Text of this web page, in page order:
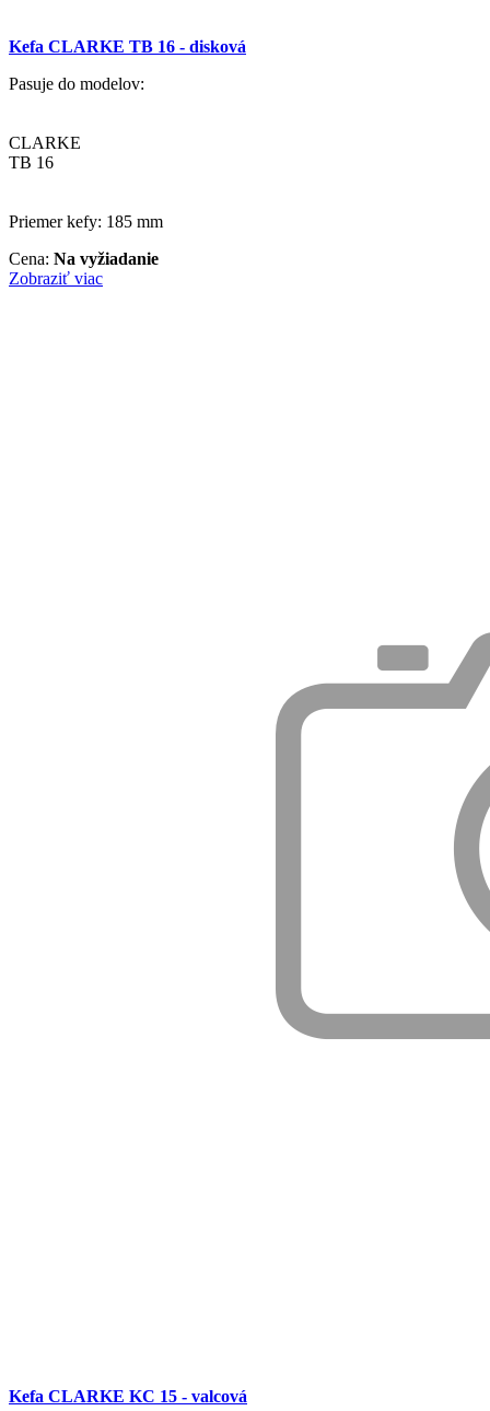
Kefa CLARKE TB 16 - disková
Pasuje do modelov:
CLARKE
TB 16
Priemer kefy: 185 mm
Cena: Na vyžiadanie
Zobraziť viac
Kefa CLARKE KC 15 - valcová